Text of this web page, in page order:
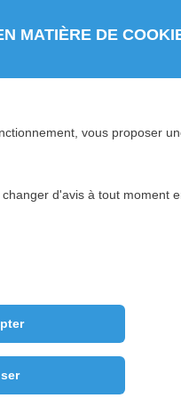
d’entreprise
des
des facteurs
de travail
et
vous
privilégiés
et de ses
à idées, ou
MATIÈRE DE
vous proposer
d'avis à tout moment